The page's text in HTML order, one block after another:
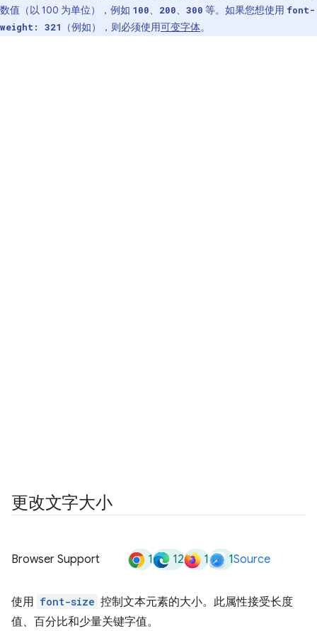
数值（以 100 为单位），例如 100、 200、 300 等。如果您想使用 font-
weight: 321
（例如），则必须使用可变字体。
更改文字大小
Browser Support 1 12 1 1Source
使用 font-size 控制文本元素的大小。此属性接受长度
值、百分比和少量关键字值。